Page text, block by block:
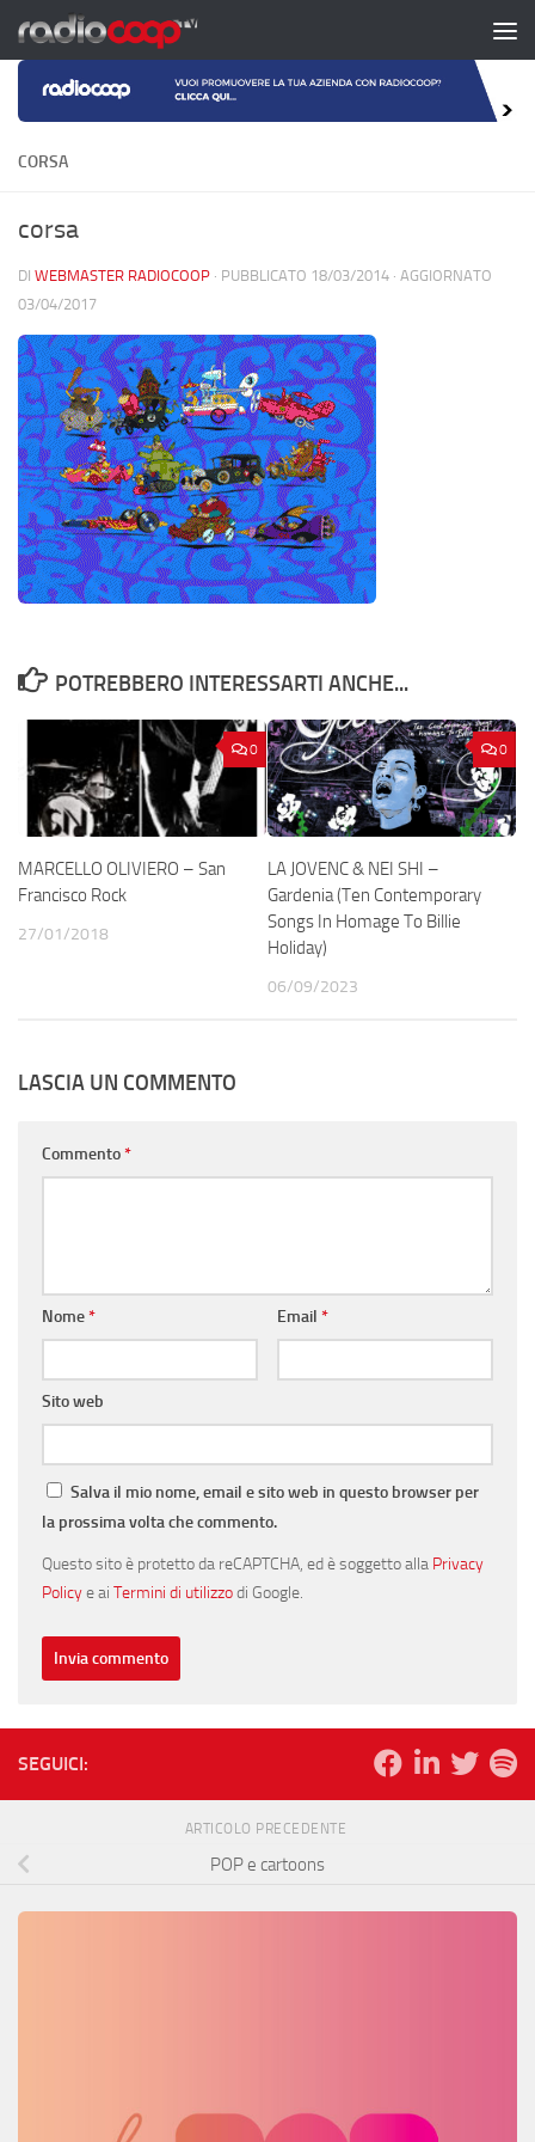
Salta al contenuto
CORSA
corsa
DI WEBMASTER RADIOCOOP · PUBBLICATO 18/03/2014 · AGGIORNATO
03/04/2017
POTREBBERO INTERESSARTI ANCHE...
0
MARCELLO OLIVIERO – San
Francisco Rock
27/01/2018
0
LA JOVENC & NEI SHI –
Gardenia (Ten Contemporary
Songs In Homage To Billie
Holiday)
06/09/2023
LASCIA UN COMMENTO
Commento*
Nome* Email *
Sito web
Salva il mio nome, email e sito web in questo browser per
la prossima volta che commento.
Questo sito è protetto da reCAPTCHA, ed è soggetto alla Privacy
Policye ai Termini di utilizzodi Google.
SEGUICI:
ARTICOLO PRECEDENTE
POP e cartoons